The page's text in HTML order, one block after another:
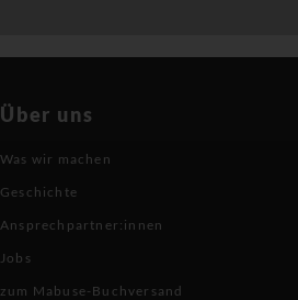
Über uns
Was wir machen
Geschichte
Ansprechpartner:innen
Jobs
zum Mabuse-Buchversand